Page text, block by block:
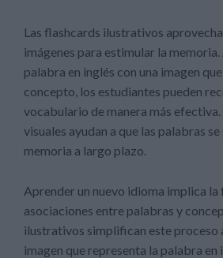
Las flashcards ilustrativos
imágenes para estimular la memoria.
palabra en inglés con una imagen
concepto, los estudiantes pueden
vocabulario de manera más efectiva.
visuales ayudan a que las palabras
memoria a largo plazo.
Aprender un nuevo idioma implica
asociaciones entre palabras y
ilustrativos simplifican este proceso
imagen que representa la palabra en